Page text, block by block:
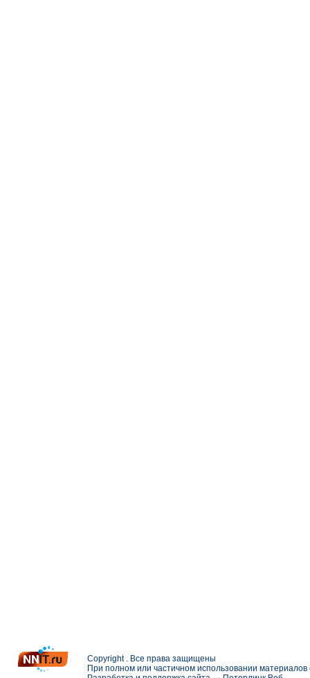
Copyright . Все права защищены
При полном или частичном использовании